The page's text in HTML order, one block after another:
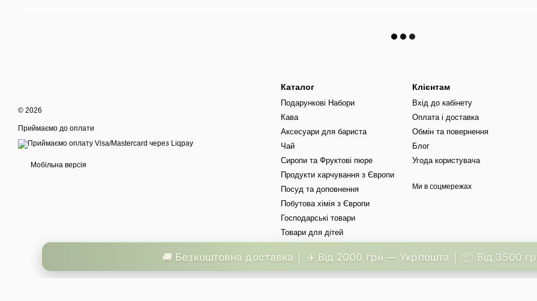
© 2026
Приймаємо до оплати
Мобільна версія
Каталог
Подарункові Набори
Кава
Аксесуари для бариста
Чай
Сиропи та Фруктові пюре
Продукти харчування з Європи
Посуд та доповнення
Побутова хімія з Європи
Господарські товари
Товари для дітей
Клієнтам
Вхід до кабінету
Оплата і доставка
Обмін та повернення
Блог
Угода користувача
Ми в соцмережах